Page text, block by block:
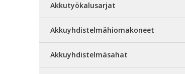
Akkutyökalusarjat
Akkuyhdistelmähiomakoneet
Akkuyhdistelmäsahat